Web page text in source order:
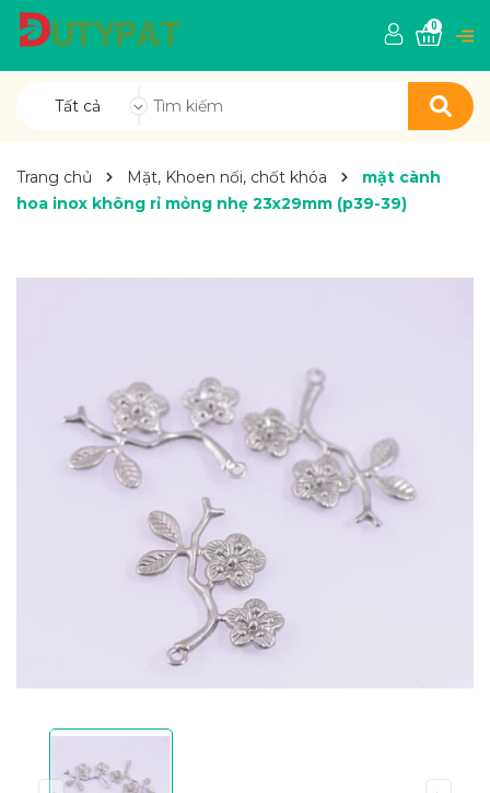
Tất cả
0
Trang chủ Mặt, Khoen nối, chốt khóa
mặt cành
hoa inox không rỉ mỏng nhẹ 23x29mm (p39-39)